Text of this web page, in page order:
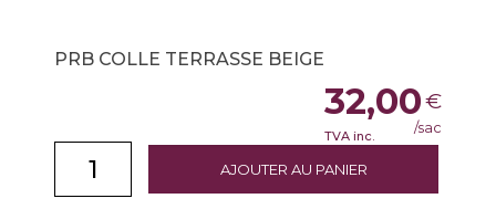
PRB COLLE TERRASSE BEIGE
AJOUTER AU PANIER
32,00€
TVA inc. /sac